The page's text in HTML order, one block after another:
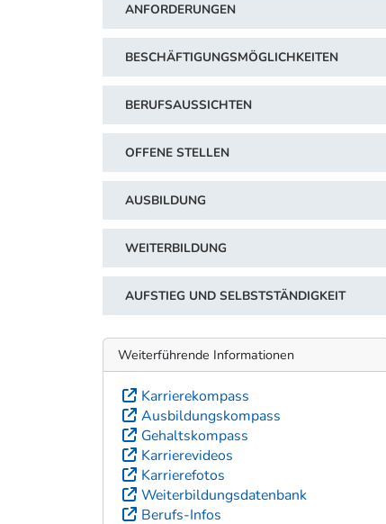
ANFORDERUNGEN
BESCHÄFTIGUNGSMÖGLICHKEITEN
BERUFSAUSSICHTEN
OFFENE STELLEN
AUSBILDUNG
WEITERBILDUNG
AUFSTIEG UND SELBSTSTÄNDIGKEIT
Weiterführende Informationen
Karrierekompass
Ausbildungskompass
Gehaltskompass
Karrierevideos
Karrierefotos
Weiterbildungsdatenbank
Berufs-Infos